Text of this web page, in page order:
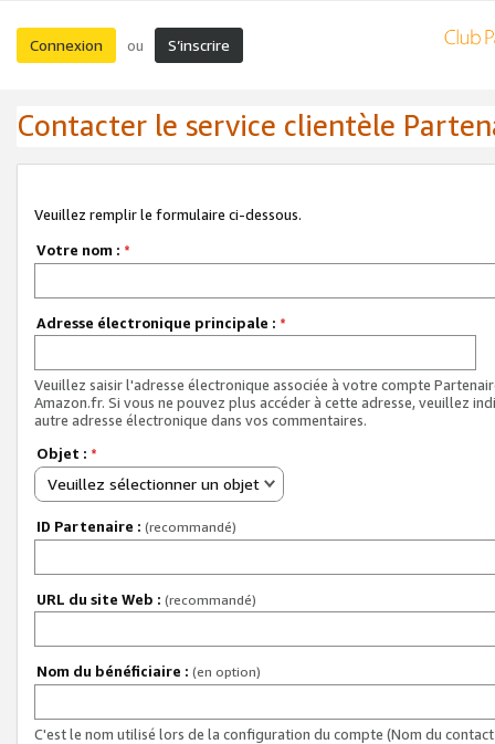
Connexion ou S’inscrire
Contacter le service clientèle
Veuillez remplir le formulaire ci-dessous.
Votre nom : *
Adresse électronique principale : *
Veuillez saisir l'adresse électronique associée à votre compte
Amazon.fr. Si vous ne pouvez plus accéder à cette adresse, veuillez
autre adresse électronique dans vos commentaires.
Objet : *
Veuillez sélectionner un objet
ID Partenaire : (recommandé)
URL du site Web : (recommandé)
Nom du bénéficiaire : (en option)
C'est le nom utilisé lors de la configuration du compte (Nom du